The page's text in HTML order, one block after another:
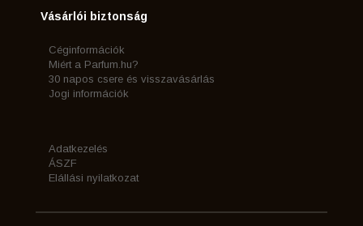
Vásárlói biztonság
Céginformációk
Miért a Parfum.hu?
30 napos csere és visszavásárlás
Jogi információk
Adatkezelés
ÁSZF
Elállási nyilatkozat